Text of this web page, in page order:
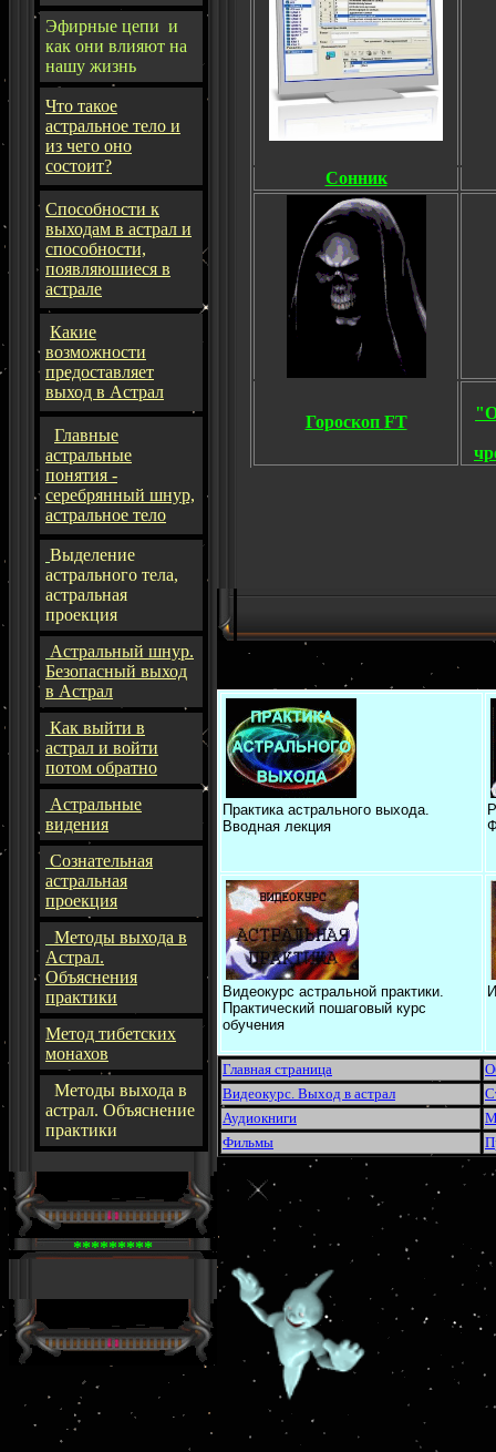
Эфирные цепи и
как они влияют на
нашу жизнь
Что такое
астральное тело и
из чего оно
состоит?
Способности к
выходам в астрал и
способности,
появляюшиеся в
астрале
Какие
возможности
предоставляет
выход в Астрал
Главные
астральные
понятия -
серебрянный шнур,
астральное тело
Выделение
астрального тела,
астральная
проекция
Астральный шнур.
Безопасный выход
в Астрал
Как выйти в
астрал и войти
потом обратно
Астральные
видения
Сознательная
астральная
проекция
Методы выхода в
Астрал.
Объяснения
практики
Метод тибетских
монахов
Методы выхода в
астрал. Объяснение
практики
*********
Сонник
Гороскоп FT
Практика астрального выхода.
Вводная лекция
Видеокурс астральной практики.
Практический пошаговый курс
обучения
Главная страница
Видеокурс. Выход в астрал
Аудиокниги
Фильмы